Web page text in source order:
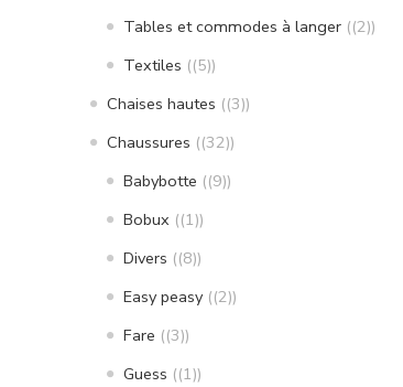
Tables et commodes à langer (2)
Textiles (5)
Chaises hautes (3)
Chaussures (32)
Babybotte (9)
Bobux (1)
Divers (8)
Easy peasy (2)
Fare (3)
Guess (1)